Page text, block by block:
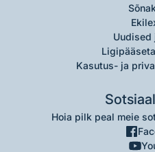
Uudised
Kasutus- ja
Hoia pilk peal meie